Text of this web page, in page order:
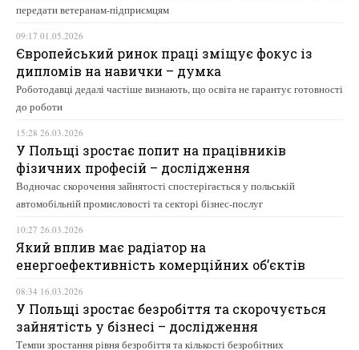
передати ветеранам-підприємцям
09:17 01.05.2026
Європейський ринок праці зміщує фокус із
дипломів на навички – думка
Роботодавці дедалі частіше визнають, що освіта не гарантує готовності
до роботи
15:28 26.03.2026
У Польщі зростає попит на працівників
фізичних професій – дослідження
Водночас скорочення зайнятості спостерігається у польській
автомобільній промисловості та секторі бізнес-послуг
10:27 26.03.2026
Який вплив має радіатор на
енергоефективність комерційних об’єктів
08:34 16.03.2026
У Польщі зростає безробіття та скорочується
зайнятість у бізнесі – дослідження
Темпи зростання рівня безробіття та кількості безробітних